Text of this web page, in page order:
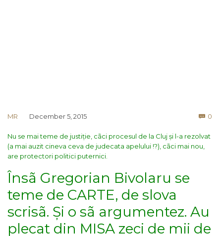
MR December 5, 2015  0
Nu se mai teme de justiție, cãci procesul de la Cluj și l-a rezolvat
(a mai auzit cineva ceva de judecata apelului !?), cãci mai nou,
are protectori politici puternici.
Însã Gregorian Bivolaru se
teme de CARTE, de slova
scrisã. Și o sã argumentez. Au
plecat din MISA zeci de mii de